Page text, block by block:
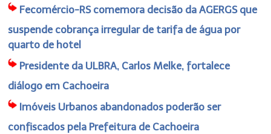
Fecomércio-RS comemora decisão da AGERGS que
suspende cobrança irregular de tarifa de água por
quarto de hotel
Presidente da ULBRA, Carlos Melke, fortalece
diálogo em Cachoeira
Imóveis Urbanos abandonados poderão ser
confiscados pela Prefeitura de Cachoeira